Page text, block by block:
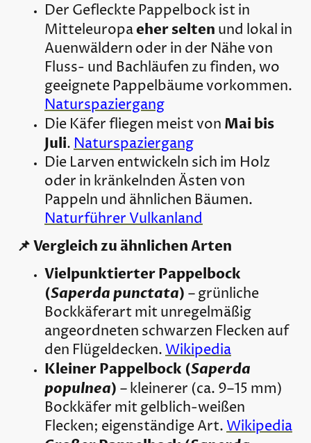
Der Gefleckte Pappelbock ist in
Mitteleuropaeher selten und lokal in
Auenwäldern oder in der Nähe von
Fluss- und Bachläufen zu finden, wo
geeignete Pappelbäume vorkommen.
Naturspaziergang
Die Käfer fliegen meist von Mai bis
Juli.Naturspaziergang
Die Larven entwickeln sich im Holz
oder in kränkelnden Ästen von
Pappeln und ähnlichen Bäumen.
Naturführer Vulkanland
📌 Vergleich zu ähnlichen Arten
Vielpunktierter Pappelbock
(Saperda punctata) – grünliche
Bockkäferart mit unregelmäßig
angeordneten schwarzen Flecken auf
den Flügeldecken.Wikipedia
Kleiner Pappelbock (Saperda
populnea) – kleinerer (ca. 9–15 mm)
Bockkäfer mit gelblich-weißen
Flecken; eigenständige Art.Wikipedia